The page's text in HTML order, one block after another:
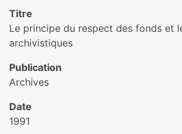
Titre
Le principe du respect des fonds et
archivistiques
Publication
Archives
Date
1991